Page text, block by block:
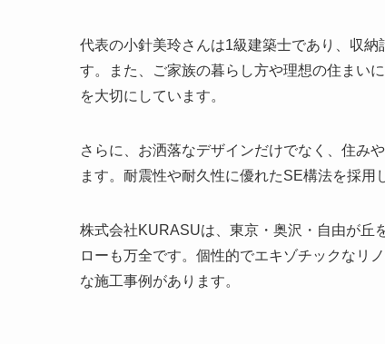
代表の小針美玲さんは1級建築士であり、収
す。また、ご家族の暮らし方や理想の住まい
を大切にしています。
さらに、お洒落なデザインだけでなく、住み
ます。耐震性や耐久性に優れたSE構法を採用
株式会社KURASUは、東京・奥沢・自由が丘
ローも万全です。個性的でエキゾチックなリ
な施工事例があります。